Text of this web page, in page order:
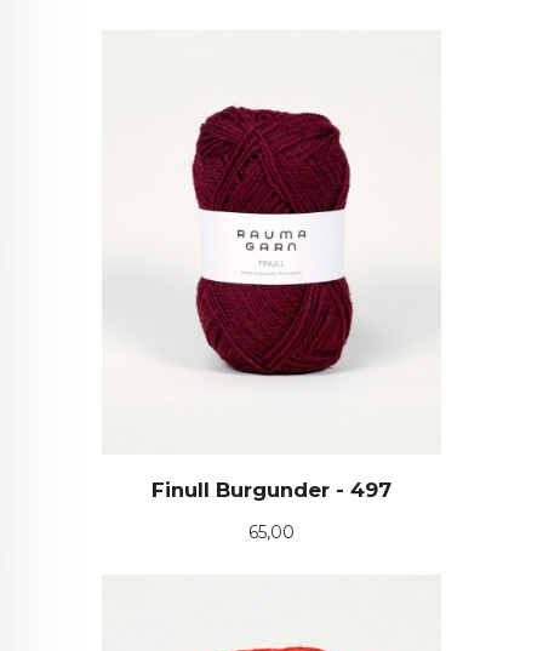
Finull Burgunder - 497
Pris
65,00